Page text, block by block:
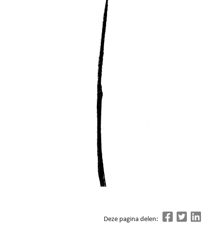
Deze pagina delen: